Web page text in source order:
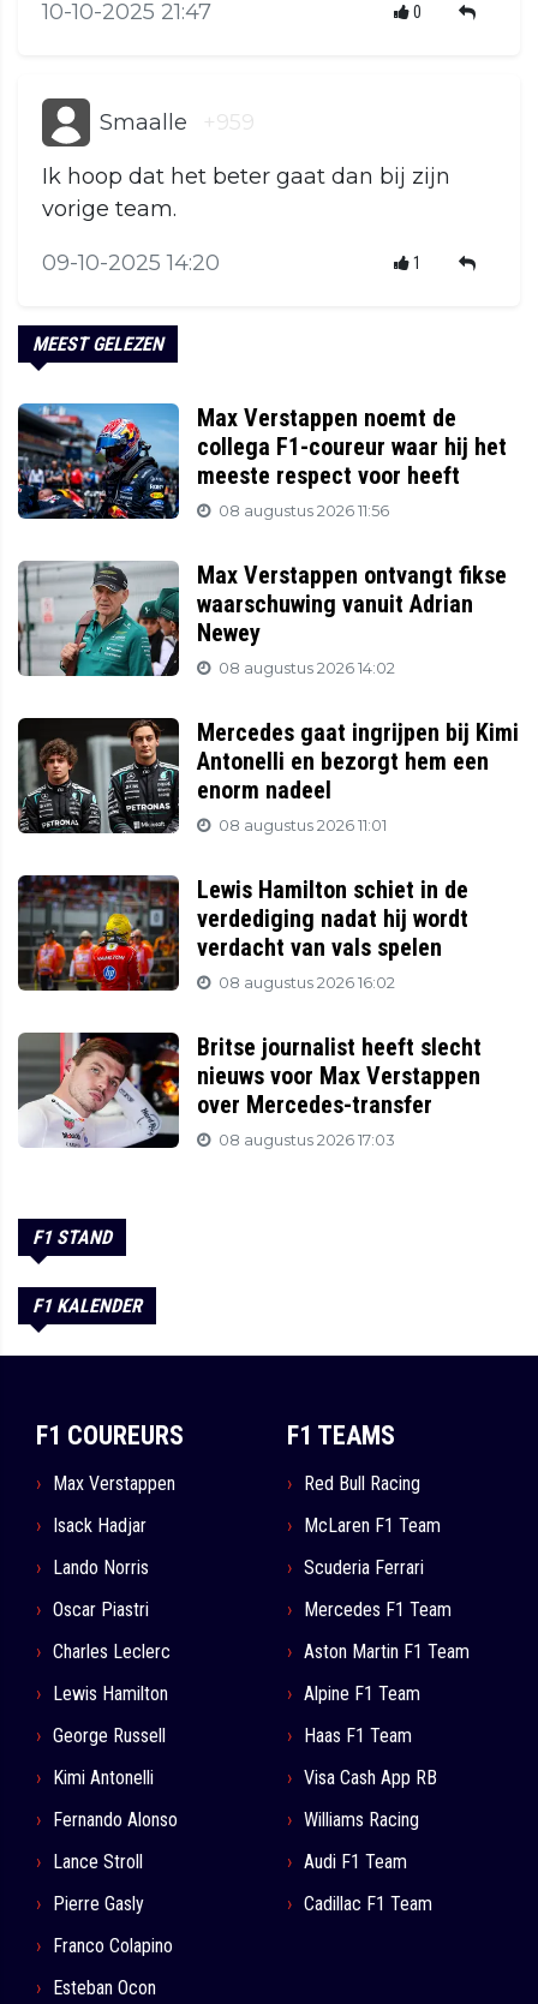
10-10-2025 21:47 0
Smaalle +959
Ik hoop dat het beter gaat dan bij zijn
vorige team.
09-10-2025 14:20 1
MEEST GELEZEN
Max Verstappen noemt de
collega F1-coureur waar hij het
meeste respect voor heeft
08 augustus 2026 11:56
Max Verstappen ontvangt fikse
waarschuwing vanuit Adrian
Newey
08 augustus 2026 14:02
Mercedes gaat ingrijpen bij Kimi
Antonelli en bezorgt hem een
enorm nadeel
08 augustus 2026 11:01
Lewis Hamilton schiet in de
verdediging nadat hij wordt
verdacht van vals spelen
08 augustus 2026 16:02
Britse journalist heeft slecht
nieuws voor Max Verstappen
over Mercedes-transfer
08 augustus 2026 17:03
F1 STAND
F1 KALENDER
F1 COUREURS
Max Verstappen
Isack Hadjar
Lando Norris
Oscar Piastri
Charles Leclerc
Lewis Hamilton
George Russell
Kimi Antonelli
Fernando Alonso
Lance Stroll
Pierre Gasly
Franco Colapino
Esteban Ocon
F1 TEAMS
Red Bull Racing
McLaren F1 Team
Scuderia Ferrari
Mercedes F1 Team
Aston Martin F1 Team
Alpine F1 Team
Haas F1 Team
Visa Cash App RB
Williams Racing
Audi F1 Team
Cadillac F1 Team